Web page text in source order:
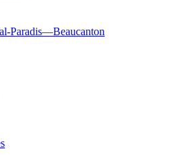
Paradis—Beaucanton